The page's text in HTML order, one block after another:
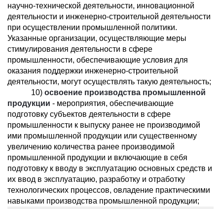
научно-технической деятельности, инновационной
деятельности и инженерно-строительной деятельности
при осуществлении промышленной политики.
Указанные организации, осуществляющие меры
стимулирования деятельности в сфере
промышленности, обеспечивающие условия для
оказания поддержки инженерно-строительной
деятельности, могут осуществлять такую деятельность;
10) освоение производства промышленной
продукции - мероприятия, обеспечивающие
подготовку субъектов деятельности в сфере
промышленности к выпуску ранее не производимой
ими промышленной продукции или существенному
увеличению количества ранее производимой
промышленной продукции и включающие в себя
подготовку к вводу в эксплуатацию основных средств и
их ввод в эксплуатацию, разработку и отработку
технологических процессов, овладение практическими
навыками производства промышленной продукции;